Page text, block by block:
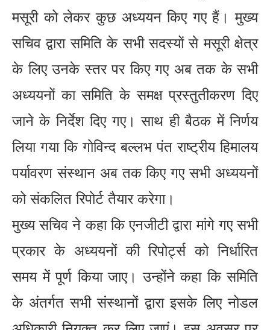
मसूरी को लेकर कुछ अध्ययन किए गए हैं। मुख्य
सचिव द्वारा समिति के सभी सदस्यों से मसूरी क्षेत्र
के लिए उनके स्तर पर किए गए अब तक के सभी
अध्ययनों का समिति के समक्ष प्रस्तुतीकरण दिए
जाने के निर्देश दिए गए। साथ ही बैठक में निर्णय
लिया गया कि गोविन्द बल्लभ पंत राष्ट्रीय हिमालय
पर्यावरण संस्थान अब तक किए गए सभी अध्ययनों
को संकलित रिपोर्ट तैयार करेगा।
मुख्य सचिव ने कहा कि एनजीटी द्वारा मांगे गए सभी
प्रकार के अध्ययनों की रिपोर्ट्स को निर्धारित
समय में पूर्ण किया जाए। उन्होंने कहा कि समिति
के अंतर्गत सभी संस्थानों द्वारा इसके लिए नोडल